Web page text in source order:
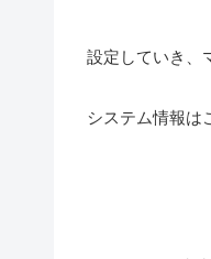
設定していき、
システム情報は